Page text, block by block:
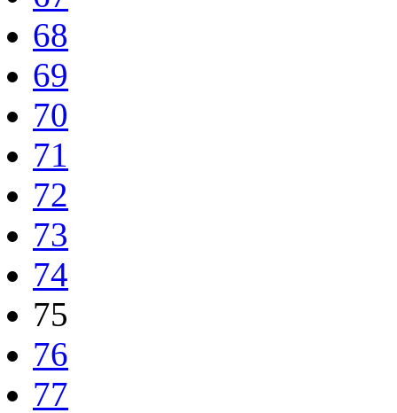
68
69
70
71
72
73
74
75
76
77